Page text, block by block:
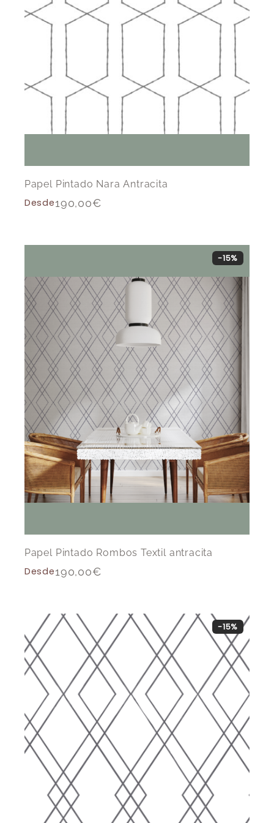
Papel Pintado Nara Antracita
Desde190,00€
Papel Pintado Rombos Textil antracita
Desde190,00€
-15%
-15%